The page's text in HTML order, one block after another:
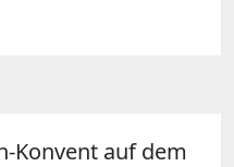
Konvent auf dem